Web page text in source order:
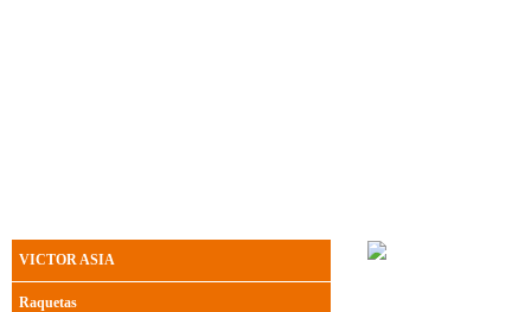
replica watches australia
VICTOR ASIA
Raquetas